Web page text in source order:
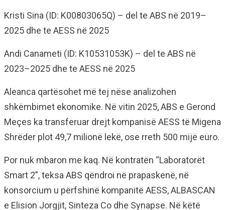
Kristi Sina (ID: K00803065Q) – del te ABS në 2019–
2025 dhe te AESS në 2025
Andi Canameti (ID: K10531053K) – del te ABS në
2023–2025 dhe te AESS në 2025
Aleanca qartësohet më tej nëse analizohen
shkëmbimet ekonomike. Në vitin 2025, ABS e Gerond
Meçes ka transferuar drejt kompanisë AESS të Migena
Shrëder plot 49,7 milionë lekë, ose rreth 500 mijë euro.
Por nuk mbaron me kaq. Në kontratën “Laboratorët
Smart 2”, teksa ABS qëndroi në prapaskenë, në
konsorcium u përfshinë kompanitë AESS, ALBASCAN
e Elision Jorgjit, Sinteza Co dhe Synapse. Në këtë